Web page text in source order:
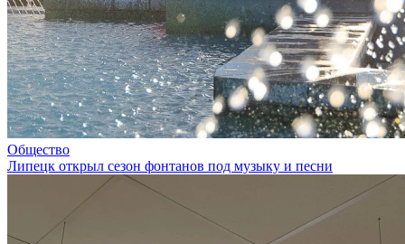
Общество
Липецк открыл сезон фонтанов под музыку и песни